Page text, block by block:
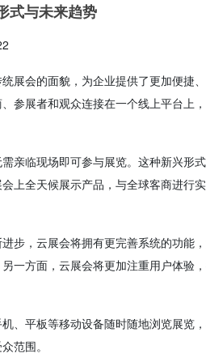
式与未来趋势
展会的面貌，为企业提供了更加便捷、
参展者和观众连接在一个线上平台上
亲临现场即可参与展览。这种新兴形
上全天候展示产品，与全球客商进行
步，云展会将拥有更完善系统的功能
一方面，云展会将更加注重用户体验
、平板等移动设备随时随地浏览展览
范围。